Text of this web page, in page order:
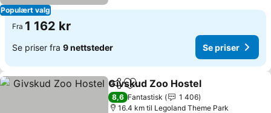
Populært valg
Fra 1 162 kr
Se priser fra 9 nettsteder Se priser
Del Legg til i favoritter
Givskud Zoo Hostel
8,6 Fantastisk
1 406
16.4 km til Legoland Theme Park